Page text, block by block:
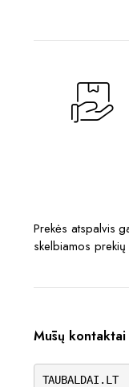
Prekės atspalvis
skelbiamos
Mūsų kontaktai
TAUBALDAI.LT